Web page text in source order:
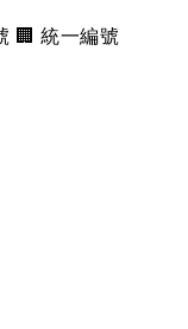
🏢 統一編號